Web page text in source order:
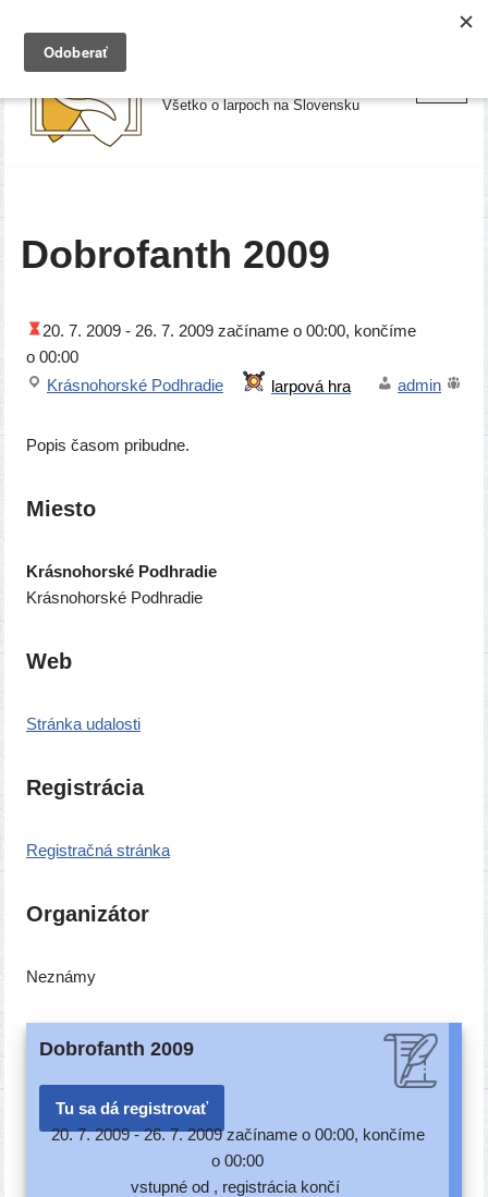
Preskočiť
Všetko o larpoch na Slovensku
Dobrofanth 2009
20. 7. 2009 -26. 7. 2009 začí­na­me o 00:00, kon­čí­me
o 00:00
Krásnohorské Podhradie
admin
Popis časom pribudne.
Miesto
Krásnohorské Podhradie
Krásnohorské Podhradie
Web
Stránka uda­los­ti
Registrácia
Registračná strán­ka
Organizátor
Neznámy
Dobrofanth 2009
Tu sa dá registrovať
20. 7. 2009 -26. 7. 2009 začí­na­me o 00:00, kon­čí­me
o 00:00
vstup­né od , regis­trá­cia končí